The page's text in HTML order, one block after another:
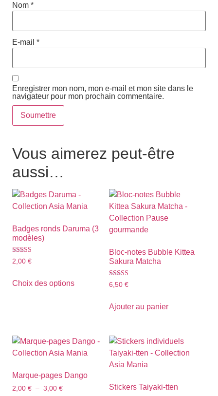
Nom *
E-mail *
Enregistrer mon nom, mon e-mail et mon site dans le
navigateur pour mon prochain commentaire.
Vous aimerez peut-être
aussi…
Badges ronds Daruma (3
modèles)
Note
5.00
2,00 €
Choix des options
Bloc-notes Bubble Kittea
Sakura Matcha
Note
5.00
6,50 €
Ajouter au panier
Marque-pages Dango
2,00 € – 3,00 € Stickers Taiyaki-tten